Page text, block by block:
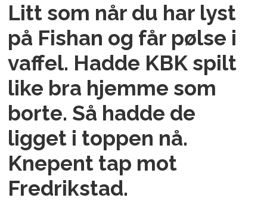
Litt som når du har lyst
på Fishan og får pølse i
vaffel. Hadde KBK spilt
like bra hjemme som
borte. Så hadde de
ligget i toppen nå.
Knepent tap mot
Fredrikstad.